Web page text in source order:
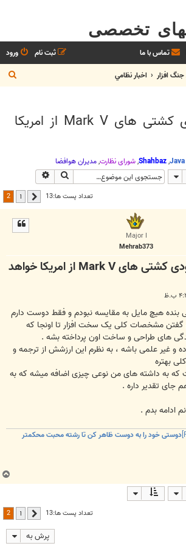
تخصصی
تماس با ما ورود
ثبت نام
افزار اخبار نظامي
س
عربستان سعودی کشتی های Mark V از امریکا
Java
,
Shahbaz
,شوراي نظارت,مديران هوافضا
جستجو
تعداد پست ها:13 قبلی 1
2
Major I
Mehrab373
Re: عربستان سعودی کشتی های Mark V از امریکا خواهد
بنده هیچ مایل به مقایسه نبودم و فقط دوست دارم
گفتن مشخصات کلی یک سخت افزار تا اونجا که
های طراحی و ساخت اون پرداخته بشه .
غیر علمی باشه ، به نظرم این ارزشش از ترجمه و
بهتره
به داشته های من نوعی چیزی اضافه میشه که به
جای تقدیر داره .
ادامه بدم .
دوستی خود را به دوست ظاهر کن تا رشته محبت محکمتر
تعداد پست ها:13 قبلی 1
2
پرش به